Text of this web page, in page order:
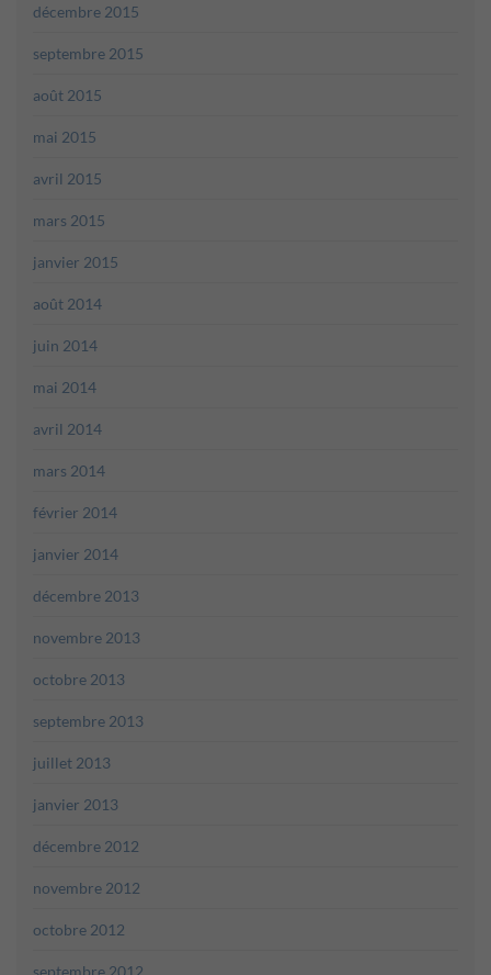
décembre 2015
septembre 2015
août 2015
mai 2015
avril 2015
mars 2015
janvier 2015
août 2014
juin 2014
mai 2014
avril 2014
mars 2014
février 2014
janvier 2014
décembre 2013
novembre 2013
octobre 2013
septembre 2013
juillet 2013
janvier 2013
décembre 2012
novembre 2012
octobre 2012
septembre 2012